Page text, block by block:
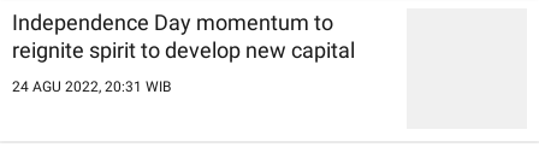
Independence Day momentum to
reignite spirit to develop new capital
24 AGU 2022, 20:31 WIB